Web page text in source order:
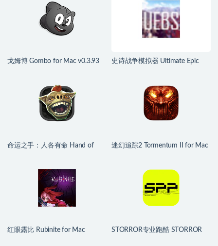
戈姆博 Gombo for Mac v0.3.93
史诗战争模拟器 Ultimate Epic
命运之手：人各有命 Hand of
迷幻追踪2 Tormentum II for Mac
红眼露比 Rubinite for Mac
STORROR专业跑酷 STORROR